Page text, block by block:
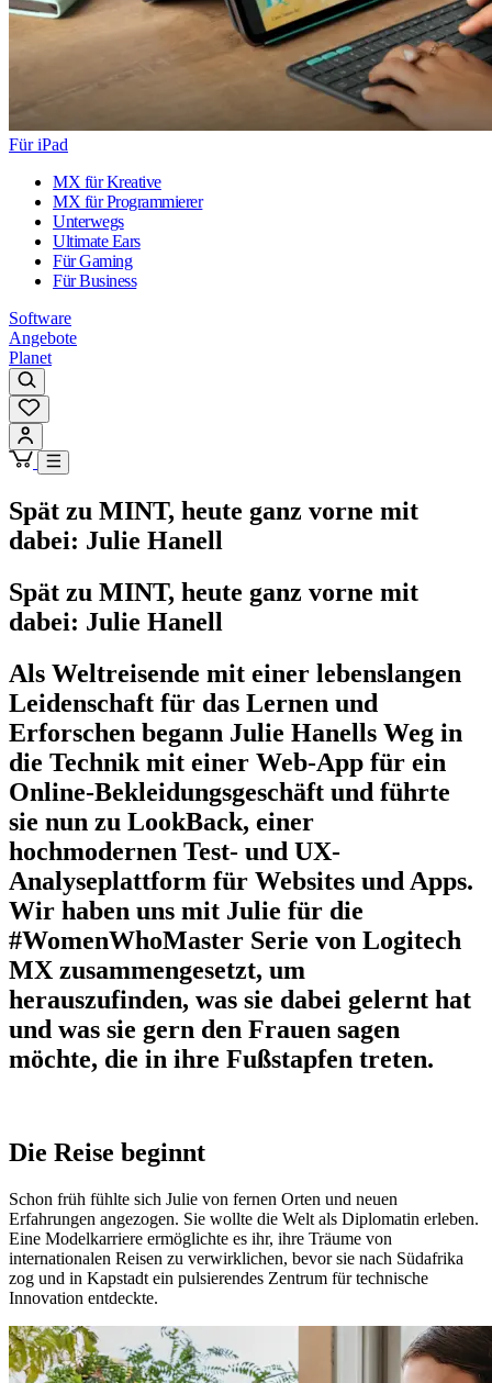
Für iPad
MX für Kreative
MX für Programmierer
Unterwegs
Ultimate Ears
Für Gaming
Für Business
Software
Angebote
Planet
Spät zu MINT, heute ganz vorne mit
dabei: Julie Hanell
Spät zu MINT, heute ganz vorne mit
dabei: Julie Hanell
Als Weltreisende mit einer lebenslangen
Leidenschaft für das Lernen und
Erforschen begann Julie Hanells Weg in
die Technik mit einer Web-App für ein
Online-Bekleidungsgeschäft und führte
sie nun zu LookBack, einer
hochmodernen Test- und UX-
Analyseplattform für Websites und Apps.
Wir haben uns mit Julie für die
#WomenWhoMaster Serie von Logitech
MX zusammengesetzt, um
herauszufinden, was sie dabei gelernt hat
und was sie gern den Frauen sagen
möchte, die in ihre Fußstapfen treten.
Die Reise beginnt
Schon früh fühlte sich Julie von fernen Orten und neuen
Erfahrungen angezogen. Sie wollte die Welt als Diplomatin erleben.
Eine Modelkarriere ermöglichte es ihr, ihre Träume von
internationalen Reisen zu verwirklichen, bevor sie nach Südafrika
zog und in Kapstadt ein pulsierendes Zentrum für technische
Innovation entdeckte.